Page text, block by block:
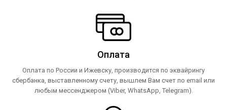
Оплата
Оплата по России и Ижевску, производится по эквайрингу
сбербанка, выставленному счету, вышлем Вам счет по email или
любым мессенджером (Viber, WhatsApp, Telegram).